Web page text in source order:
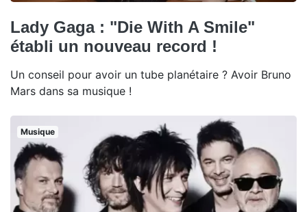
Lady Gaga : "Die With A Smile"
établi un nouveau record !
Un conseil pour avoir un tube planétaire ? Avoir Bruno
Mars dans sa musique !
Musique